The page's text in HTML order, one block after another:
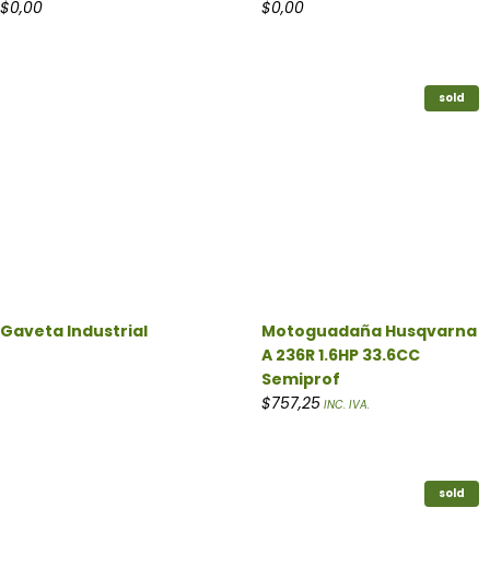
$0,00 $0,00
Gaveta Industrial
sold
Motoguadaña Husqvarna
A 236R 1.6HP 33.6CC
Semiprof
$757,25 INC. IVA.
sold